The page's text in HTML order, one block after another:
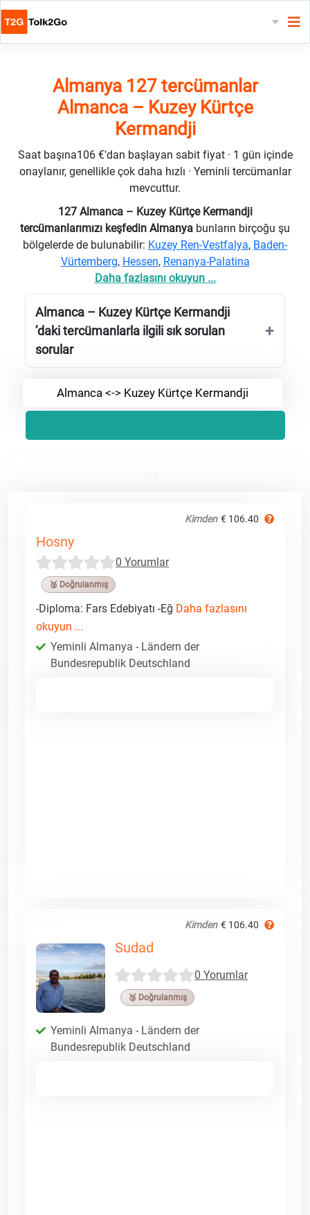
Almanya 127 tercümanlar
Almanca – Kuzey Kürtçe
Kermandji
Saat başına106 €'dan başlayan sabit fiyat · 1 gün içinde
onaylanır, genellikle çok daha hızlı · Yeminli tercümanlar
mevcuttur.
127 Almanca – Kuzey Kürtçe Kermandji
tercümanlarımızı keşfedin Almanya bunların birçoğu şu
bölgelerde de bulunabilir: Kuzey Ren-Vestfalya, Baden-
Vürtemberg, Hessen, Renanya-Palatina
Daha fazlasını okuyun ...
Almanca – Kuzey Kürtçe Kermandji
’daki tercümanlarla ilgili sık sorulan
sorular
Almanca <-> Kuzey Kürtçe Kermandji
Kimden € 106.40
Hosny
0 Yorumlar
🥉 Doğrulanmış
-Diploma: Fars Edebiyatı -Eğ Daha fazlasını
okuyun ...
Yeminli Almanya - Ländern der
Bundesrepublik Deutschland
Kimden € 106.40
Sudad
0 Yorumlar
🥉 Doğrulanmış
Yeminli Almanya - Ländern der
Bundesrepublik Deutschland